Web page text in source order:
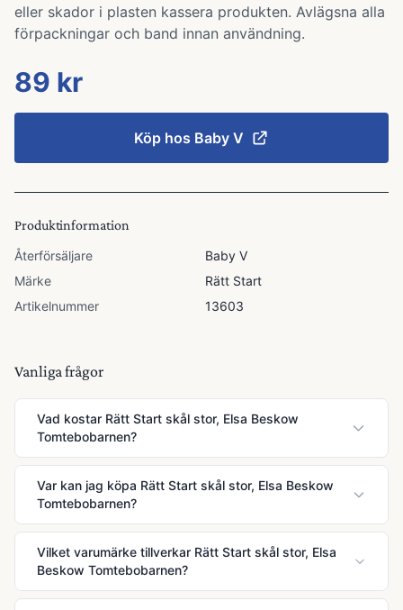
eller skador i plasten kassera produkten. Avlägsna alla
förpackningar och band innan användning.
89 kr
Köp hos Baby V
Produktinformation
Återförsäljare
Baby V
Märke
Rätt Start
Artikelnummer
13603
Vanliga frågor
Vad kostar Rätt Start skål stor, Elsa Beskow
Tomtebobarnen?
Var kan jag köpa Rätt Start skål stor, Elsa Beskow
Tomtebobarnen?
Vilket varumärke tillverkar Rätt Start skål stor, Elsa
Beskow Tomtebobarnen?